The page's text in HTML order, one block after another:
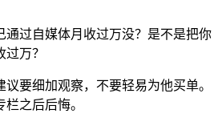
通过自媒体月收过万没？是不是把你
万？
要细加观察，不要轻易为他买单。
之后后悔。